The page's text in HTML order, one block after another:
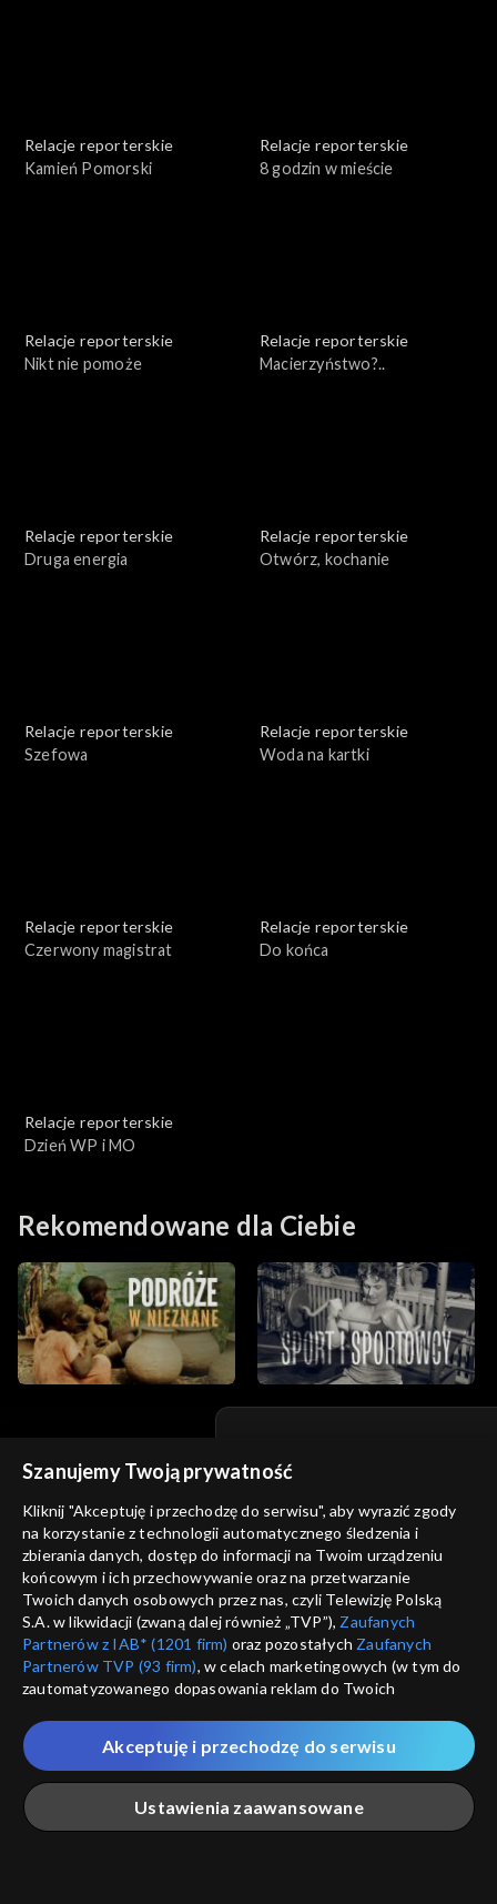
Relacje reporterskie
Kamień Pomorski
Relacje reporterskie
8 godzin w mieście
Relacje reporterskie
Nikt nie pomoże
Relacje reporterskie
Macierzyństwo?..
Relacje reporterskie
Druga energia
Relacje reporterskie
Otwórz, kochanie
Relacje reporterskie
Szefowa
Relacje reporterskie
Woda na kartki
Relacje reporterskie
Czerwony magistrat
Relacje reporterskie
Do końca
Relacje reporterskie
Dzień WP i MO
Rekomendowane dla Ciebie
ŁĄCZYSZ SIĘ SPOZA
Kraj, z którego się
Zjednoczone , w związku z
na platformie TVP VOD
nieodstępna. Sprawdź, które
obejrzeć.
Nie pokazuj
© 2026 Telewizja Polska S.A. w likwidacji
regulamin serwisu
cennik
polityka prywatności
moje zgody
pomoc
kontakt
voucher
Szanujemy Twoją prywatność
Kliknij "Akceptuję i przechodzę do serwisu", aby wyrazić zgody
na korzystanie z technologii automatycznego śledzenia i
zbierania danych, dostęp do informacji na Twoim urządzeniu
końcowym i ich przechowywanie oraz na przetwarzanie
Twoich danych osobowych przez nas, czyli Telewizję Polską
S.A. w likwidacji (zwaną dalej również „TVP”), Zaufanych
Partnerów z IAB* (1201 firm) oraz pozostałych Zaufanych
Partnerów TVP (93 firm), w celach marketingowych (w tym do
zautomatyzowanego dopasowania reklam do Twoich
które wskazujemy poniżej, a także zgody na udostępnianie
przez nas identyfikatora PPID do Google.
Twoje dane osobowe zbierane podczas odwiedzania przez
Ciebie naszych
poszczególnych serwisówzwanych dalej
„Portalem”, w tym informacje zapisywane za pomocą
Ustawienia zaawansowane
Akceptuję i przechodzę do serwisu